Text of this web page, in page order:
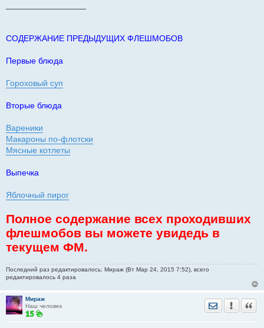
СОДЕРЖАНИЕ ПРЕДЫДУЩИХ ФЛЕШМОБОВ
Первые блюда
Гороховый суп
Вторые блюда
Вареники
Макароны по-флотски
Мясные котлеты
Выпечка
Яблочный пирог
Полное содержание всех проходивших
флешмобов вы можете увидедь в
текущем ФМ.
Последний раз редактировалось: Мираж (Вт Мар 24, 2015 7:52), всего
редактировалось 4 раза
Мираж
Наш человек
Отправить